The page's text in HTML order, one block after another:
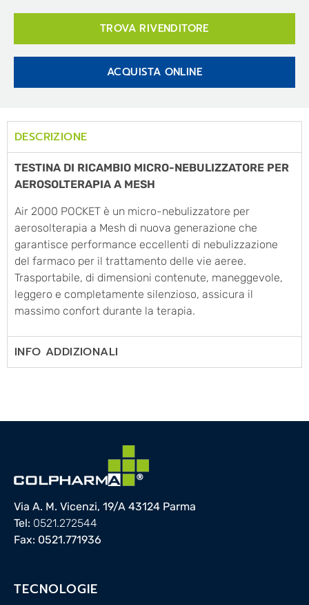
TROVA RIVENDITORE
ACQUISTA ONLINE
DESCRIZIONE
TESTINA DI RICAMBIO MICRO-NEBULIZZATORE PER
AEROSOLTERAPIA A MESH
Air 2000 POCKET è un micro-nebulizzatore per
aerosolterapia a Mesh di nuova generazione che
garantisce performance eccellenti di nebulizzazione
del farmaco per il trattamento delle vie aeree.
Trasportabile, di dimensioni contenute, maneggevole,
leggero e completamente silenzioso, assicura il
massimo confort durante la terapia.
INFO ADDIZIONALI
Via A. M. Vicenzi, 19/A 43124 Parma
Tel: 0521.272544
Fax: 0521.771936
TECNOLOGIE